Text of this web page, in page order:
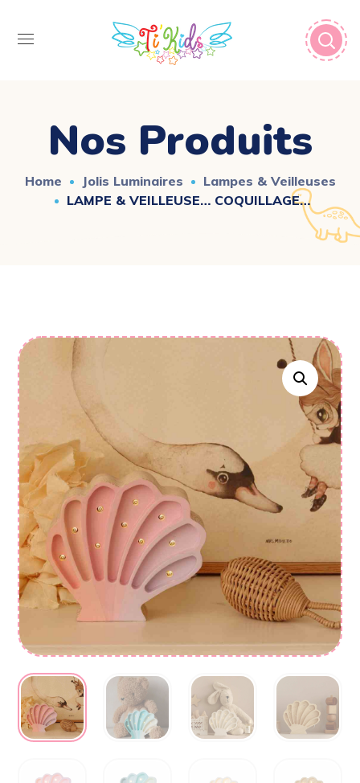
Nos Produits
Home Jolis Luminaires
Lampes & Veilleuses
LAMPE & VEILLEUSE… COQUILLAGE…